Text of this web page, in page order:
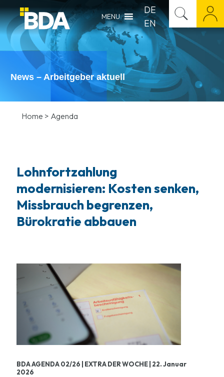
MENU
DE
EN
News – Arbeitgeber aktuell
Home > Agenda
Lohnfortzahlung
modernisieren: Kosten senken,
Missbrauch begrenzen,
Bürokratie abbauen
BDA AGENDA 02/26 | EXTRA DER WOCHE | 22. Januar
2026